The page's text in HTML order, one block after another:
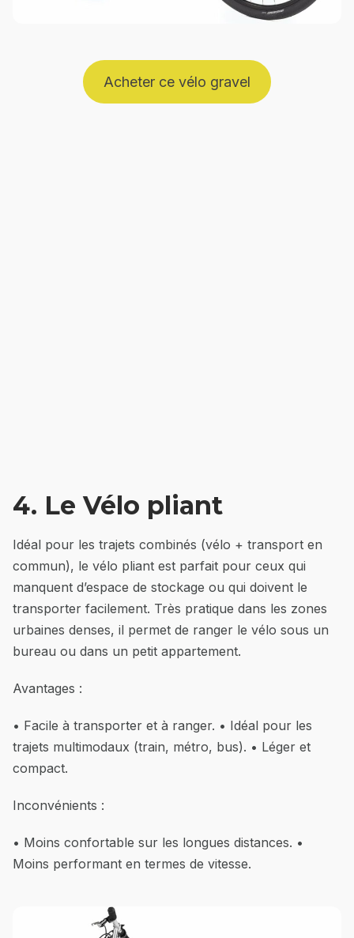
Acheter ce vélo gravel
4. Le Vélo pliant
Idéal pour les trajets combinés (vélo + transport en
commun), le vélo pliant est parfait pour ceux qui
manquent d’espace de stockage ou qui doivent le
transporter facilement. Très pratique dans les zones
urbaines denses, il permet de ranger le vélo sous un
bureau ou dans un petit appartement.
Avantages :
• Facile à transporter et à ranger. • Idéal pour les
trajets multimodaux (train, métro, bus). • Léger et
compact.
Inconvénients :
• Moins confortable sur les longues distances. •
Moins performant en termes de vitesse.